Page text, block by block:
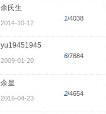
余氏生
2014-10-12
1/4038
yu19451945
2009-01-20
6/7684
余皇
2016-04-23
2/4654